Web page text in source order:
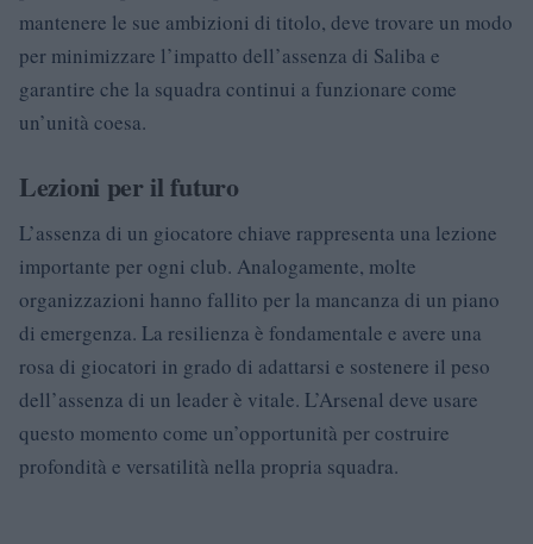
mantenere le sue ambizioni di titolo, deve trovare un modo
per minimizzare l’impatto dell’assenza di Saliba e
garantire che la squadra continui a funzionare come
un’unità coesa.
Lezioni per il futuro
L’assenza di un giocatore chiave rappresenta una lezione
importante per ogni club. Analogamente, molte
organizzazioni hanno fallito per la mancanza di un piano
di emergenza. La resilienza è fondamentale e avere una
rosa di giocatori in grado di adattarsi e sostenere il peso
dell’assenza di un leader è vitale. L’Arsenal deve usare
questo momento come un’opportunità per costruire
profondità e versatilità nella propria squadra.